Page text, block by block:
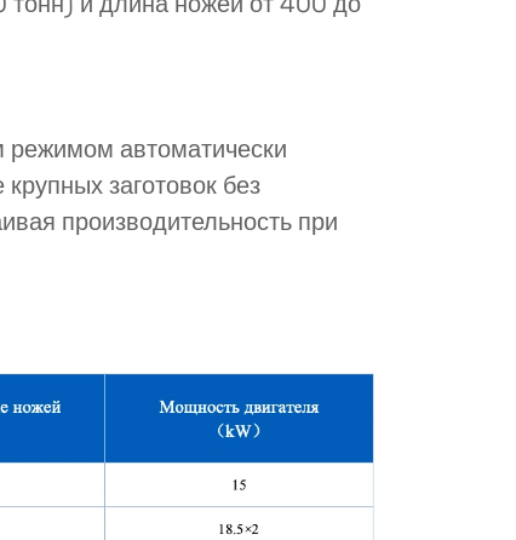
автоматически
заготовок без
производительность при